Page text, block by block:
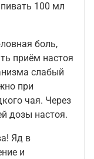
100 мл
боль,
приём настоя
слабый
при
чая. Через
дозы настоя.
Яд в
и